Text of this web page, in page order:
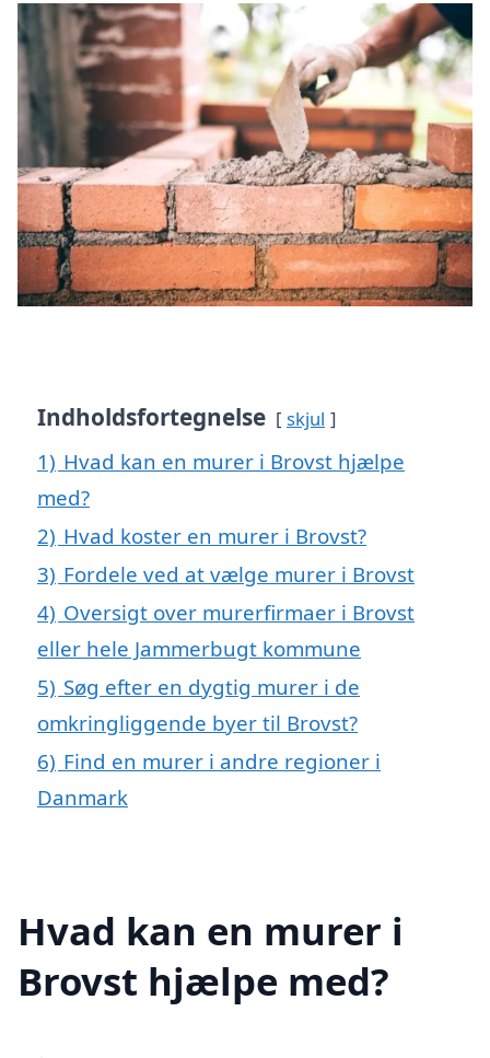
Indholdsfortegnelse skjul
1) Hvad kan en murer i Brovst hjælpe
med?
2) Hvad koster en murer i Brovst?
3) Fordele ved at vælge murer i Brovst
4) Oversigt over murerfirmaer i Brovst
eller hele Jammerbugt kommune
5) Søg efter en dygtig murer i de
omkringliggende byer til Brovst?
6) Find en murer i andre regioner i
Danmark
Hvad kan en murer i
Brovst hjælpe med?